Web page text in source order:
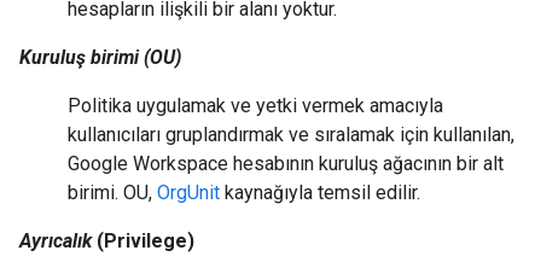
hesapların ilişkili bir alanı yoktur.
Kuruluş birimi (OU)
Politika uygulamak ve yetki vermek amacıyla
kullanıcıları gruplandırmak ve sıralamak için kullanılan,
Google Workspace hesabının kuruluş ağacının bir alt
birimi. OU, OrgUnit kaynağıyla temsil edilir.
Ayrıcalık(Privilege)